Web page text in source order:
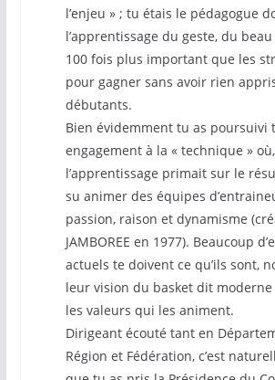
l’enjeu » ; tu étais le pédagogue
l’apprentissage du geste, du
100 fois plus important que les
pour gagner sans avoir rien
débutants.
Bien évidemment tu as poursuivi
engagement à la « technique »
l’apprentissage primait sur le
su animer des équipes
passion, raison et dynamisme
JAMBOREE en 1977). Beaucoup
actuels te doivent ce qu’ils sont,
leur vision du basket dit
les valeurs qui les animent.
Dirigeant écouté tant en
Région et Fédération, c’est